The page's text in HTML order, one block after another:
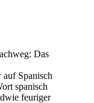
Das
Spanisch
spanisch
feuriger